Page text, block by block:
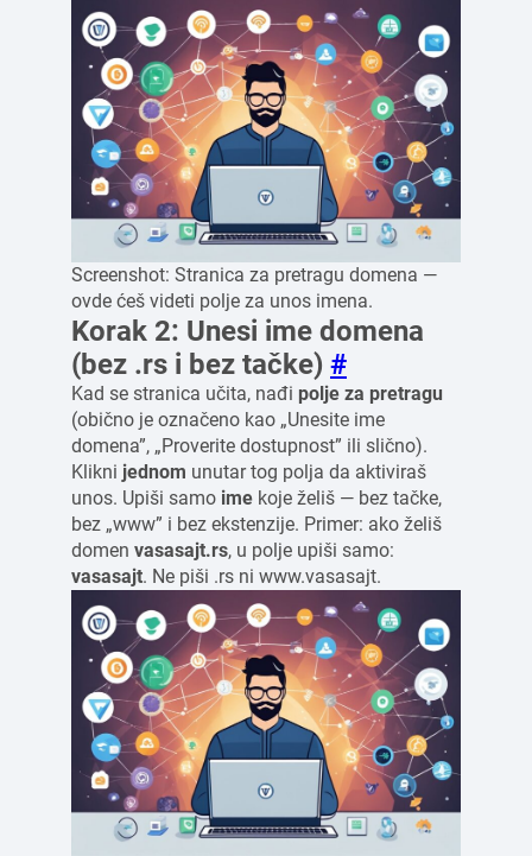
Screenshot: Stranica za pretragu domena —
ovde ćeš videti polje za unos imena.
Korak 2: Unesi ime domena
(bez .rs i bez tačke) #
Kad se stranica učita, nađi polje za pretragu
(obično je označeno kao „Unesite ime
domena”, „Proverite dostupnost” ili slično).
Klikni jednom unutar tog polja da aktiviraš
unos. Upiši samo ime koje želiš — bez tačke,
bez „www” i bez ekstenzije. Primer: ako želiš
domen vasasajt.rs, u polje upiši samo:
vasasajt. Ne piši .rs ni www.vasasajt.